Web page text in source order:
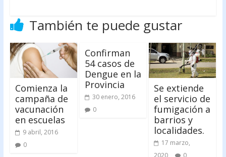
También te puede gustar
Comienza la
campaña de
vacunación
en escuelas
9 abril, 2016
0
Confirman
54 casos de
Dengue en la
Provincia
30 enero, 2016
0
Se extiende
el servicio de
fumigación a
barrios y
localidades.
17 marzo,
2020
0